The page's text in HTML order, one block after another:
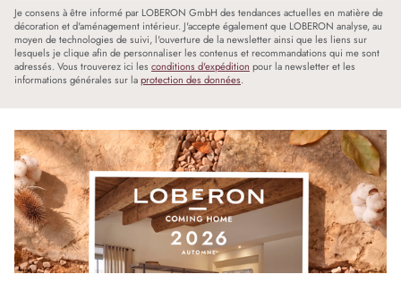
Je consens à être informé par LOBERON GmbH des tendances actuelles en matière de
décoration et d'aménagement intérieur. J'accepte également que LOBERON analyse, au
moyen de technologies de suivi, l'ouverture de la newsletter ainsi que les liens sur
lesquels je clique afin de personnaliser les contenus et recommandations qui me sont
adressés. Vous trouverez ici les conditions d'expédition pour la newsletter et les
informations générales sur laprotection des données.